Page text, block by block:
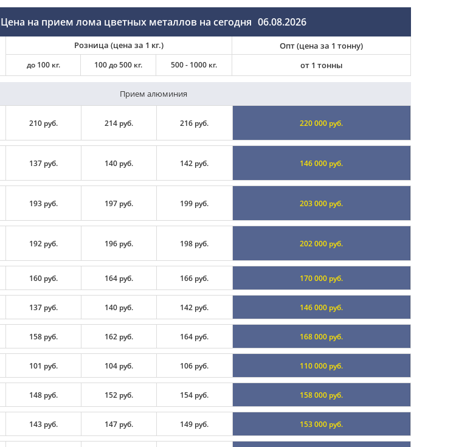
Цена на прием лома цветных металлов на сегодня 06.08.2026
Розница (цена за 1 кг.)
до 100 кг. 100 до 500 кг. 500 - 1000 кг.
Опт (цена за 1 тонну)
от 1 тонны
Прием алюминия
210 руб. 214 руб. 216 руб. 220 000 руб.
137 руб. 140 руб. 142 руб. 146 000 руб.
193 руб. 197 руб. 199 руб. 203 000 руб.
192 руб. 196 руб. 198 руб. 202 000 руб.
160 руб. 164 руб. 166 руб. 170 000 руб.
137 руб. 140 руб. 142 руб. 146 000 руб.
158 руб. 162 руб. 164 руб. 168 000 руб.
101 руб. 104 руб. 106 руб. 110 000 руб.
148 руб. 152 руб. 154 руб. 158 000 руб.
143 руб. 147 руб. 149 руб. 153 000 руб.